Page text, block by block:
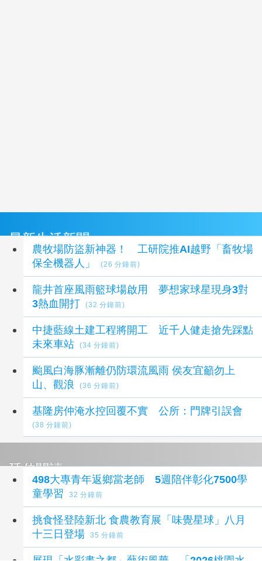
最新生活新聞
農牧場防盜新神器！ 工研院推AI越野「畜牧場
保全機器人」
(26 分鐘前)
龍井首座風雨籃球場啟用 夢想家球星現身3對
3熱血開打
(32 分鐘前)
中捷藍線土建工程將開工 近千人健走搶先踩點
未來車站
(34 分鐘前)
颱風白海豚漸離仍防環流風雨 侯友宜籲勿上
山、觀浪
(36 分鐘前)
基隆房仲淹水控回覆不實 公所：門牌引誤會
(38 分鐘前)
延伸閱讀
498大專青年返鄉當老師 5週陪伴彰化7500學
童學習
32 分鐘前
挑食怪登陸新北 食農教育展「味覺星球」八月
十三日登場
35 分鐘前